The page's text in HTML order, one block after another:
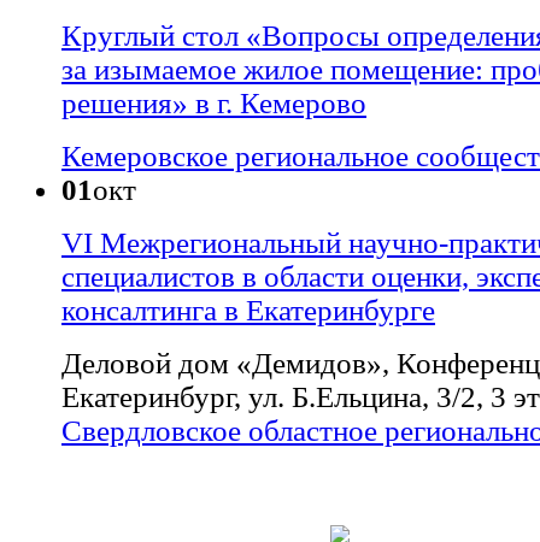
Круглый стол «Вопросы
за изымаемое жилое помещение:
решения» в г. Кемерово
Кемеровское региональное
01окт
VI Межрегиональный научно-
специалистов в области оценки,
консалтинга в Екатеринбурге
Деловой дом «Демидов»,
Екатеринбург, ул. Б.Ельцина, 3/2, 3
Свердловское областное